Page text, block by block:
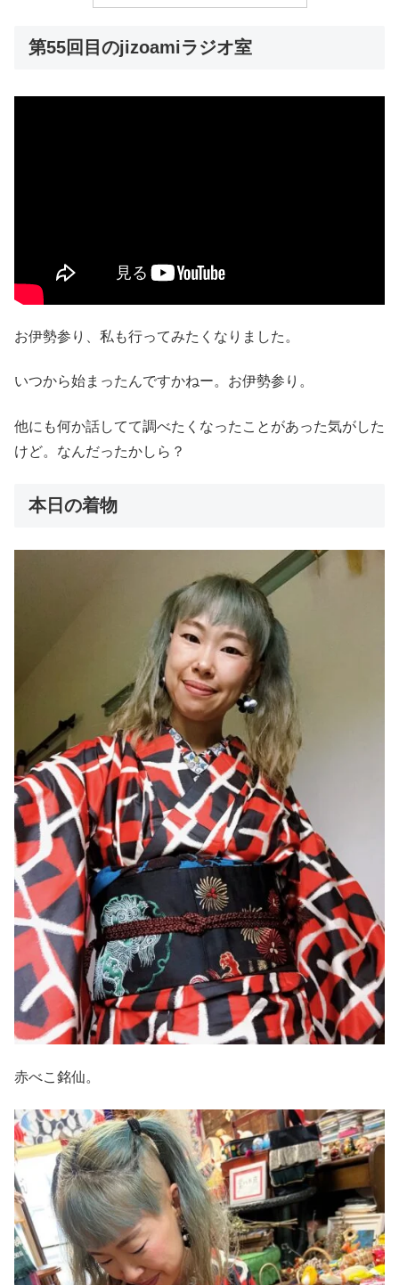
第55回目のjizoamiラジオ室
お伊勢参り、私も行ってみたくなりました。
いつから始まったんですかねー。お伊勢参り。
他にも何か話してて調べたくなったことがあった気がした
けど。なんだったかしら？
本日の着物
赤べこ銘仙。